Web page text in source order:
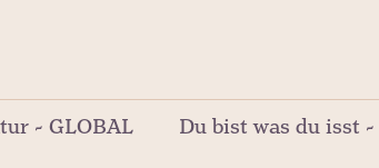
- GLOBAL
Du bist was du isst